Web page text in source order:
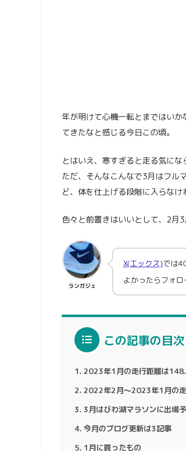
年が明けて心機一転とまではい
てきたなと感じる今日この頃。
とはいえ、寒すぎると走る気に
ただ、そんなこんなで3月はフル
ど、体を仕上げる段階に入らなけ
色々と前置きはいいとして、2月
ランガジェ
X(エックス)では
よかったらフォロ
この記事の目
2023年1月の走行距離は
2022年2月～2023年1月の
3月はびわ湖マラソンに出場
今月のブログ更新は3記事
1月に買ったもの